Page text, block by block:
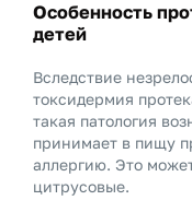
Особенность
детей
Вследствие
токсидермия
такая патология
принимает в пищу
аллергию. Это
цитрусовые.